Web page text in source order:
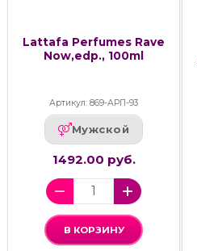
Lattafa Perfumes Rave
Now,edp., 100ml
Артикул: 869-АРП-93
Мужской
1492.00 руб.
В КОРЗИНУ